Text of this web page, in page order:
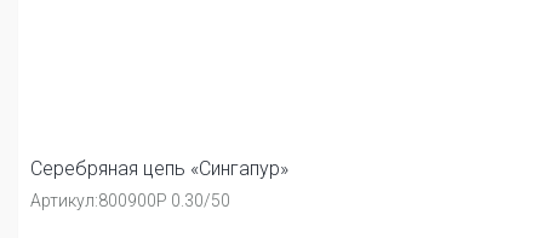
Серебряная цепь «Сингапур»
Артикул:800900Р 0.30/50